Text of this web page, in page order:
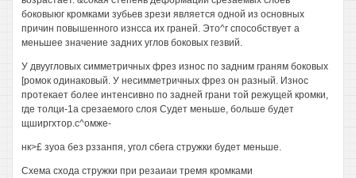
боковыюг кромками зубьев зрези является одной из основных
причин повышенного изнсса их граней. Это^г способствует а
меньшее значение задних углов боковых гезвий.
У двуугловых симметричных фрез износ по задним граням боковых
[ромок одинаковый. У несимметричных фрез он разный. Износ
протекает более интенсивно по задней грани той режущей кромки,
где толци-1а срезаемого слоя Судет меньше, больше будет
щширгхтор.с^омже-
нк>£ зуоа без рззанпя, угол сбега стружки будет меньше.
Схема схода стружки при резаиаи тремя кромками